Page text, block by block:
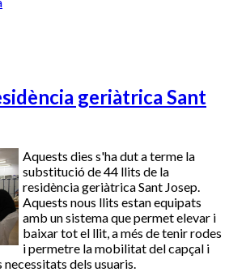
geriàtrica Sant
Aquests dies s'ha dut a terme la
substitució de 44 llits de la
residència geriàtrica Sant Josep.
Aquests nous llits estan equipats
amb un sistema que permet elevar i
baixar tot el llit, a més de tenir rodes
i permetre la mobilitat del capçal i
dels usuaris.